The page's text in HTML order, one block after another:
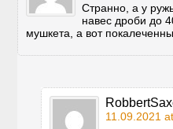
Странно, а у
навес дроби до
мушкета, а вот
11.09.2021